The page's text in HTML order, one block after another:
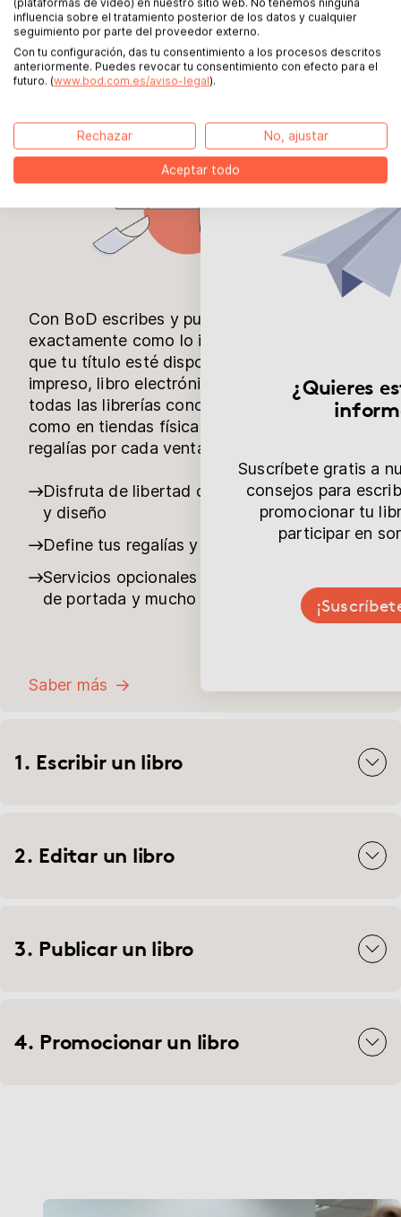
Con BoD escribes y publicas tu libro
exactamente como lo imaginas. Hacemos
que tu título esté disponible como libro
impreso, libro electrónico o audiolibro en
todas las librerías conocidas, tanto en línea
como en tiendas físicas. Además, ganas
regalías por cada venta.
Disfruta de libertad creativa en contenido
y diseño
Define tus regalías y el precio de venta
Servicios opcionales como edición, diseño
de portada y mucho más
Saber más
1. Escribir un libro
2. Editar un libro
3. Publicar un libro
4. Promocionar un libro
¿Quieres
Suscríbete gratis a
consejos para
promocionar tu
participar en
(plataformas de vídeo) en nuestro sitio web. No tenemos ninguna
influencia sobre el tratamiento posterior de los datos y cualquier
seguimiento por parte del proveedor externo.
Con tu configuración, das tu consentimiento a los procesos descritos
anteriormente. Puedes revocar tu consentimiento con efecto para el
futuro. (www.bod.com.es/aviso-legal).
Rechazar No, ajustar
Aceptar todo